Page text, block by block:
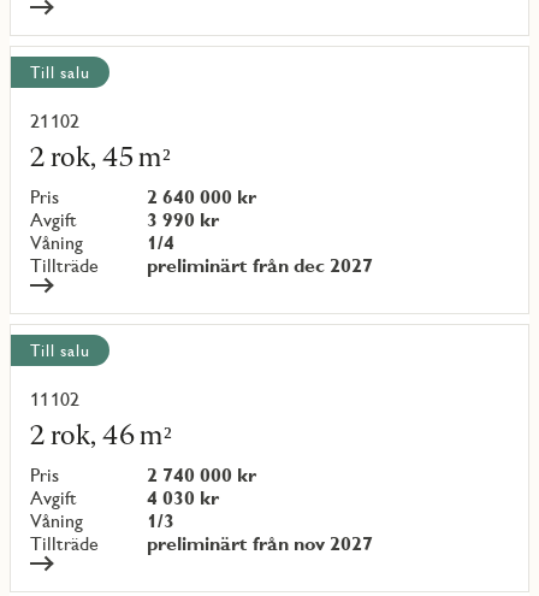
Till salu
21102
2 rok, 45 m²
Pris
2 640 000 kr
Avgift
3 990 kr
Våning
1/4
Tillträde
preliminärt från dec 2027
Läs
mer
om
objekt
{objectNumber}
Till salu
11102
2 rok, 46 m²
Pris
2 740 000 kr
Avgift
4 030 kr
Våning
1/3
Tillträde
preliminärt från nov 2027
Läs
mer
om
objekt
{objectNumber}